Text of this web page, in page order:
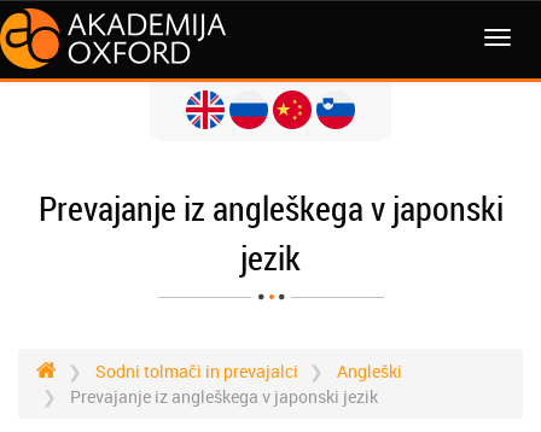
MENI
Prevajanje iz angleškega v japonski
jezik
Sodni tolmači in prevajalci
Angleški
Prevajanje iz angleškega v japonski jezik